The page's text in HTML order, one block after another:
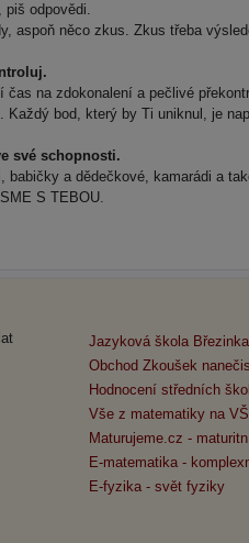
piš odpovědi.
aspoň něco zkus. Zkus třeba
na zdokonalení a pečlivé
Každý bod, který by Ti uniknul, je
své schopnosti.
babičky a dědečkové, kamarádi a
S TEBOU.
Jazyková škola Březinka
Obchod Zkoušek
Hodnocení středních
Vše z matematiky na
Maturujeme.cz -
E-matematika -
E-fyzika - svět fyziky